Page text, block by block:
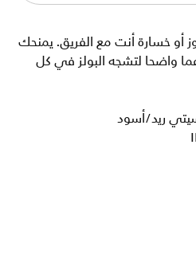
أو خسارة أنت مع الفريق. يمنحك
واضحا لتشجه البولز في كل
ريد/أسود